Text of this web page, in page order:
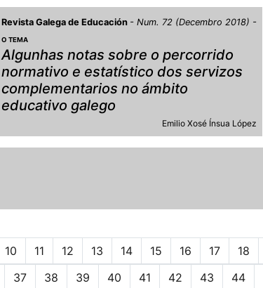
Revista Galega de Educación Num. 72 (Decembro 2018)
O TEMA
Algunhas notas sobre o percorrido
normativo e estatístico dos servizos
complementarios no ámbito
educativo galego
Emilio Xosé Ínsua López
10 11 12 13 14 15 16 17 18
37 38 39 40 41 42 43 44